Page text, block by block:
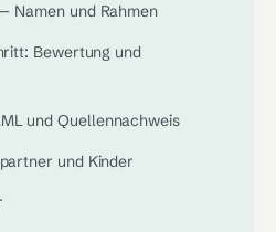
Namen und Rahmen
Bewertung und
und Quellennachweis
und Kinder